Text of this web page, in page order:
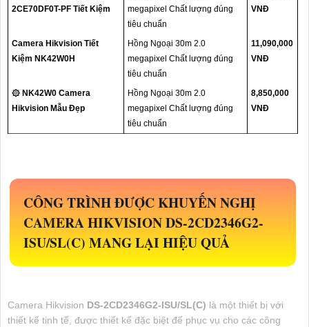
2CE70DF0T-PF Tiết Kiệm
megapixel Chất lượng đúng
tiêu chuẩn
VNĐ
Camera Hikvision Tiết
Kiệm NK42W0H
Hồng Ngoại 30m 2.0
megapixel Chất lượng đúng
tiêu chuẩn
11,090,000
VNĐ
۞ NK42W0 Camera
Hikvision Mẫu Đẹp
Hồng Ngoại 30m 2.0
megapixel Chất lượng đúng
tiêu chuẩn
8,850,000
VNĐ
CÔNG TRÌNH ĐƯỢC KHUYẾN NGHỊ
CAMERA HIKVISIONDS-2CD2346G2-
ISU/SL(C) MANG LẠI HIỆU QUẢ
Camera Hikvision DS-2CD2346G2-ISU/SL(C) là một thiết bị với
thiết kế tinh tế, được thiết kế đặc biệt để phục vụ cho các công